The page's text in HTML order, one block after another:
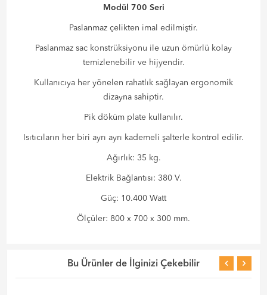
Modül 700 Seri
Paslanmaz çelikten imal edilmiştir.
Paslanmaz sac konstrüksiyonu ile uzun ömürlü kolay
temizlenebilir ve hijyendir.
Kullanıcıya her yönelen rahatlık sağlayan ergonomik
dizayna sahiptir.
Pik döküm plate kullanılır.
Isıtıcıların her biri ayrı ayrı kademeli şalterle kontrol edilir.
Ağırlık: 35 kg.
Elektrik Bağlantısı: 380 V.
Güç: 10.400 Watt
Ölçüler: 800 x 700 x 300 mm.
Bu Ürünler de İlginizi Çekebilir